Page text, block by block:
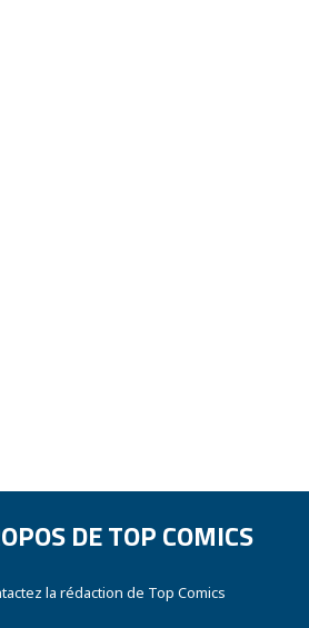
DE TOP COMICS
la rédaction de Top Comics